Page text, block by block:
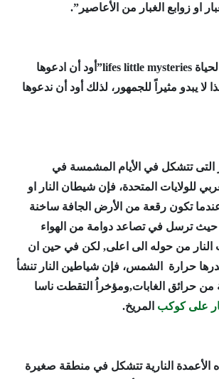
او زوابع الغبار من الأعاصير”.
وقال موقع أسرار الحياة lifes little mysteries”أود أن ادعوها
لا يبدو مثيراً للجمهور، لذلك أود أن ندعوها
التى تتشكل في الأيام المشمسة في
للولايات المتحدة، فإن شيطان النار او
عندما تكون رقعة من الأرض الجافة ساخنة
حيث ترسل في تصاعد دوامة من الهواء
النار من حوله الى اعلى, لكن في حين ان
حرارة الشمس، فإن شياطين النار تنشأ
من حرائق الغابات,ومؤخراُ التقطت ناسا
على كوكب المريخ.
الأعمدة النارية تتشكل في منطقة صغيرة